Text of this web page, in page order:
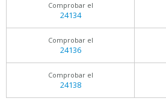
Comprobar el
24134
Comprobar el
24136
Comprobar el
24138